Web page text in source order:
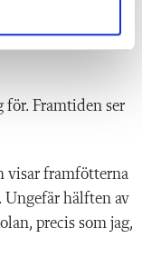
är bara fyra
för. Framtiden ser
visar framfötterna
Ungefär hälften av
precis som jag,